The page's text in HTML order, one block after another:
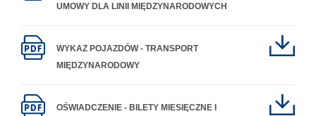
UMOWY DLA LINII MIĘDZYNARODOWYCH
WYKAZ POJAZDÓW - TRANSPORT
MIĘDZYNARODOWY
OŚWIADCZENIE - BILETY MIESIĘCZNE I